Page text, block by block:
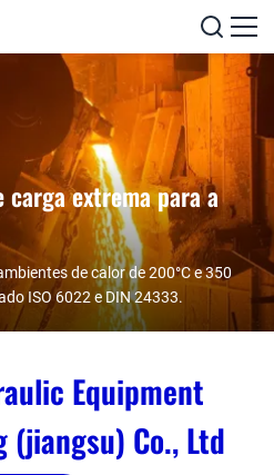
extrema para a
de calor de 200°C e 350
ISO 6022 e DIN 24333.
Equipment
Co., Ltd